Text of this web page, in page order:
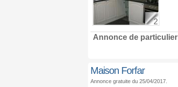
2
Annonce de particulier
Maison Forfar
Annonce gratuite du 25/04/2017.